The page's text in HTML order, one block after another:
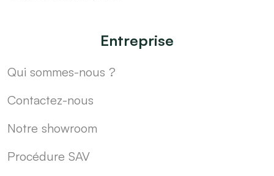
Entreprise
Qui sommes-nous ?
Contactez-nous
Notre showroom
Procédure SAV